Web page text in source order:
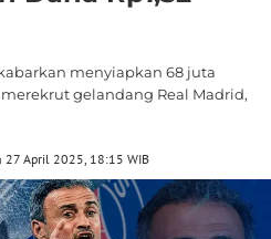
menyiapkan 68 juta
gelandang Real Madrid,
27 April 2025, 18:15 WIB